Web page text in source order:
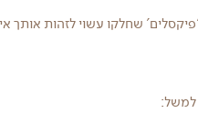
שחלקו עשוי לזהות אותך
למשל: